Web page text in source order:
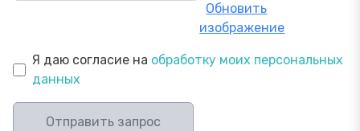
Обновить
изображение
Я даю согласие на обработку моих персональных
данных
Отправить запрос